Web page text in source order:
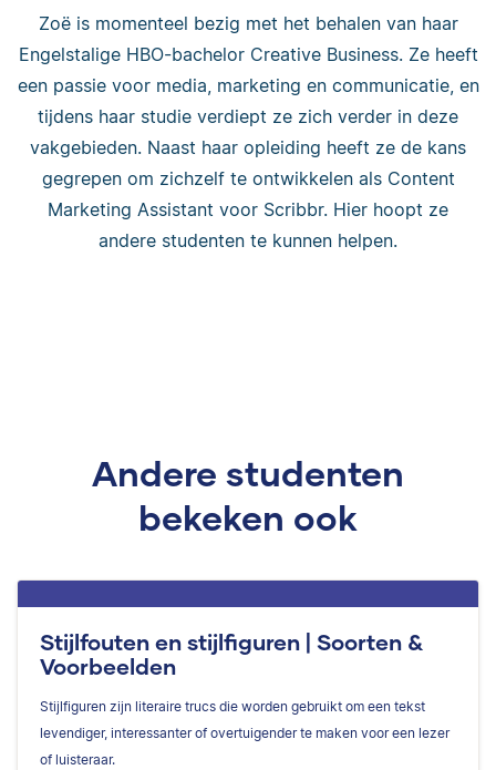
Zoë is momenteel bezig met het behalen van haar
Engelstalige HBO-bachelor Creative Business. Ze heeft
een passie voor media, marketing en communicatie, en
tijdens haar studie verdiept ze zich verder in deze
vakgebieden. Naast haar opleiding heeft ze de kans
gegrepen om zichzelf te ontwikkelen als Content
Marketing Assistant voor Scribbr. Hier hoopt ze
andere studenten te kunnen helpen.
Andere studenten
bekeken ook
Stijlfouten en stijlfiguren | Soorten &
Voorbeelden
Stijlfiguren zijn literaire trucs die worden gebruikt om een tekst
levendiger, interessanter of overtuigender te maken voor een lezer
of luisteraar.